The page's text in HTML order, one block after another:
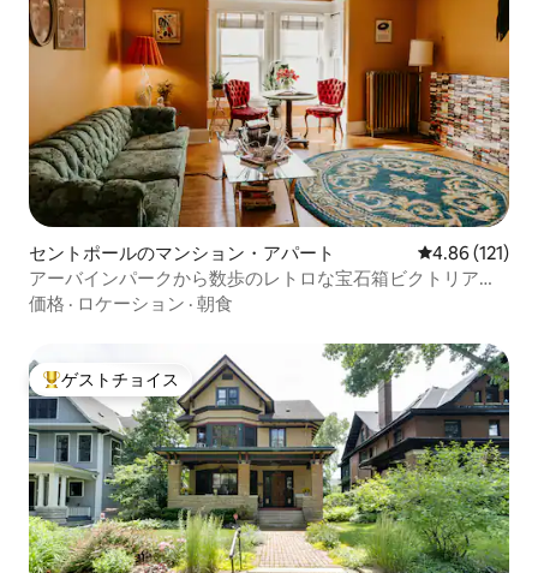
セントポールのマンション・アパート レビュー121
4.86 (121)
アーバインパークから数歩のレトロな宝石箱ビクトリア朝
様式の家
価格 · ロケーション · 朝食
大好評のゲストチョイスです。
ゲストチョイス